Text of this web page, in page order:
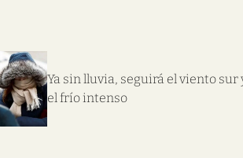
Ya sin lluvia, seguirá el viento sur
el frío intenso